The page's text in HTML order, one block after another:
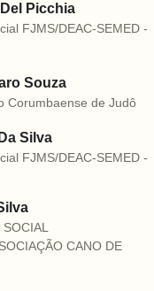
Picchia
FJMS/DEAC-SEMED -
Souza
Corumbaense de Judô
Silva
FJMS/DEAC-SEMED -
CANO DE